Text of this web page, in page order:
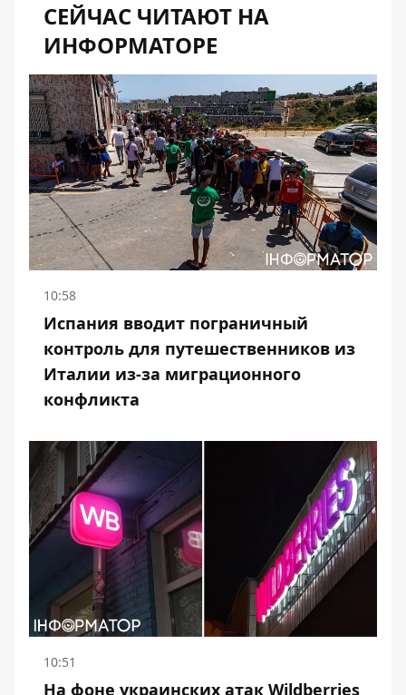
СЕЙЧАС ЧИТАЮТ НА
ИНФОРМАТОРЕ
10:58
Испания вводит пограничный
контроль для путешественников из
Италии из-за миграционного
конфликта
10:51
На фоне украинских атак Wildberries